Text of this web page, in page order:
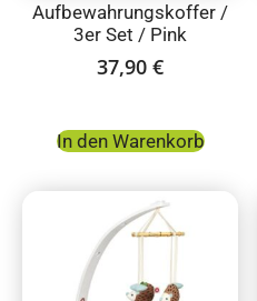
Aufbewahrungskoffer /
3er Set / Pink
37,90 €
In den Warenkorb